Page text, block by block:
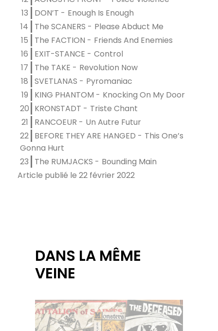
13
DON’T
Enough Is Enough
14
The SCANERS
Please Abduct Me
15
The FACTION
Friends And Enemies
16
EXIT-STANCE
Control
17
The TAKE
Revolution Now
18
SVETLANAS
Pyromaniac
19
KING PHANTOM
Knocking On My Door
20 KRONSTADT
Triste Chant
21
RANCOEUR
Un Autre Futur
22 BEFORE THEY ARE HANGED
This One’s
Gonna Hurt
23
The RUMJACKS
Bounding Main
Article publié le 22 février 2022
DANS LA MÊME
VEINE